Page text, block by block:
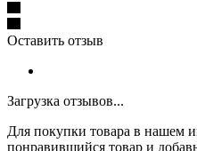
Оставить отзыв
Загрузка отзывов...
Для покупки товара в нашем
понравившийся товар и